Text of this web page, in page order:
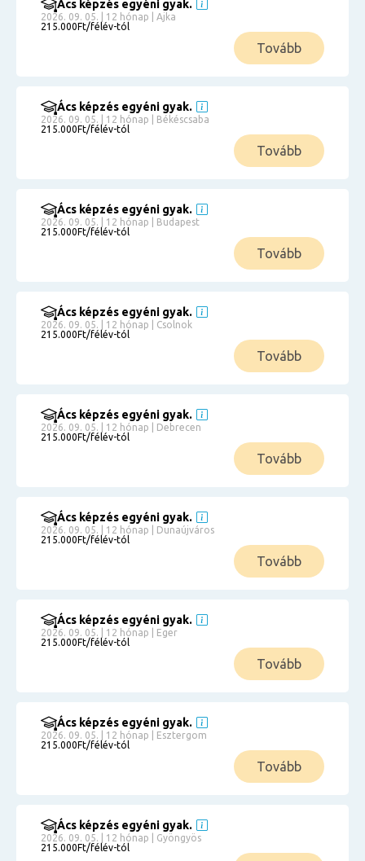
Ács képzés egyéni gyak.
2026. 09. 05. | 12 hónap | Ajka
215.000Ft/félév-tól
Tovább
Ács képzés egyéni gyak.
2026. 09. 05. | 12 hónap | Békéscsaba
215.000Ft/félév-tól
Tovább
Ács képzés egyéni gyak.
2026. 09. 05. | 12 hónap | Budapest
215.000Ft/félév-tól
Tovább
Ács képzés egyéni gyak.
2026. 09. 05. | 12 hónap | Csolnok
215.000Ft/félév-tól
Tovább
Ács képzés egyéni gyak.
2026. 09. 05. | 12 hónap | Debrecen
215.000Ft/félév-tól
Tovább
Ács képzés egyéni gyak.
2026. 09. 05. | 12 hónap | Dunaújváros
215.000Ft/félév-tól
Tovább
Ács képzés egyéni gyak.
2026. 09. 05. | 12 hónap | Eger
215.000Ft/félév-tól
Tovább
Ács képzés egyéni gyak.
2026. 09. 05. | 12 hónap | Esztergom
215.000Ft/félév-tól
Tovább
Ács képzés egyéni gyak.
2026. 09. 05. | 12 hónap | Gyöngyös
215.000Ft/félév-tól